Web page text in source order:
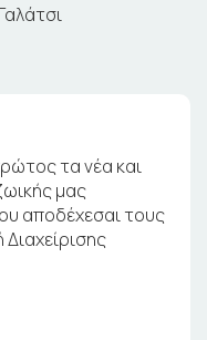
τα νέα και
μας
αποδέχεσαι τους